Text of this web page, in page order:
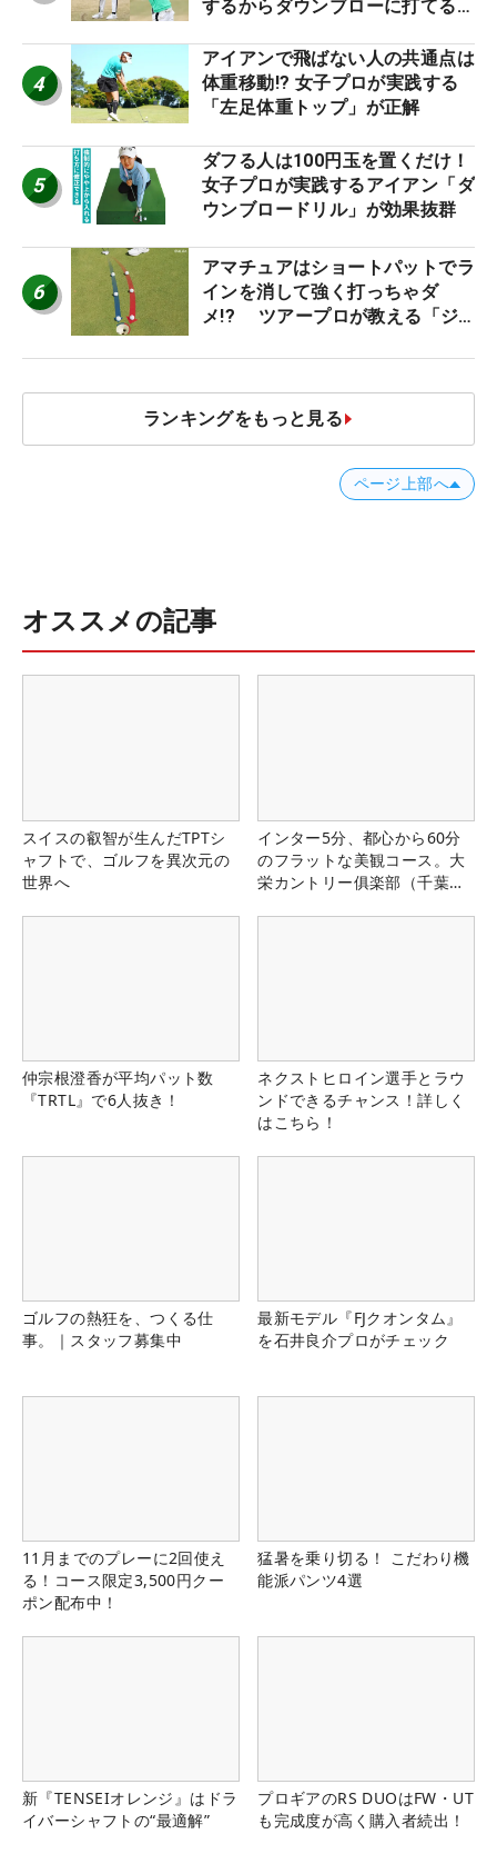
するからダウンブローに打てる #
4
アイアンで飛ばない人の共通点は
体重移動!? 女子プロが実践する
「左足体重トップ」が正解
5
ダフる人は100円玉を置くだけ！
女子プロが実践するアイアン「ダ
ウンブロードリル」が効果抜群
6
アマチュアはショートパットでラ
インを消して強く打っちゃダ
メ!? ツアープロが教える「ジ
減するワケ
ランキングをもっと見る
ページ上部へ
オススメの記事
スイスの叡智が生んだTPTシ
ャフトで、ゴルフを異次元の
世界へ
インター5分、都心から60分
のフラットな美観コース。大
栄カントリー俱楽部（千葉
仲宗根澄香が平均パット数
『TRTL』で6人抜き！
ネクストヒロイン選手とラウ
ンドできるチャンス！詳しく
はこちら！
ゴルフの熱狂を、つくる仕
事。｜スタッフ募集中
最新モデル『FJクオンタム』
を石井良介プロがチェック
11月までのプレーに2回使え
る！コース限定3,500円クー
ポン配布中！
猛暑を乗り切る！ こだわり機
能派パンツ4選
新『TENSEIオレンジ』はドラ
イバーシャフトの“最適解”
プロギアのRS DUOはFW・UT
も完成度が高く購入者続出！